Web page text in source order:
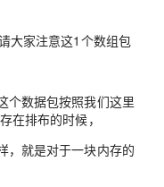
大家注意这1个数组包
个数据包按照我们这里
在排布的时候，
，就是对于一块内存的